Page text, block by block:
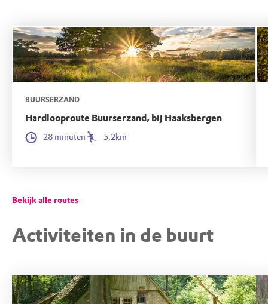
BUURSERZAND
Hardlooproute Buurserzand, bij Haaksbergen
28 minuten 5,2km
Bekijk alle routes
Activiteiten in de buurt